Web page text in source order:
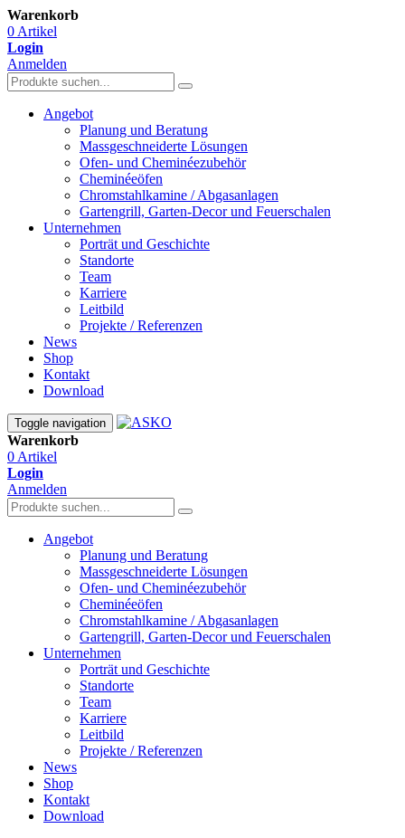
Warenkorb
0 Artikel
Login
Anmelden
Angebot
Planung und Beratung
Massgeschneiderte Lösungen
Ofen- und Cheminéezubehör
Cheminéeöfen
Chromstahlkamine / Abgasanlagen
Gartengrill, Garten-Decor und Feuerschalen
Unternehmen
Porträt und Geschichte
Standorte
Team
Karriere
Leitbild
Projekte / Referenzen
News
Shop
Kontakt
Download
Toggle navigation
Warenkorb
0 Artikel
Login
Anmelden
Angebot
Planung und Beratung
Massgeschneiderte Lösungen
Ofen- und Cheminéezubehör
Cheminéeöfen
Chromstahlkamine / Abgasanlagen
Gartengrill, Garten-Decor und Feuerschalen
Unternehmen
Porträt und Geschichte
Standorte
Team
Karriere
Leitbild
Projekte / Referenzen
News
Shop
Kontakt
Download